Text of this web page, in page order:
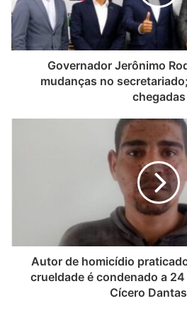
Governador Jerônimo
mudanças no
chegadas
Autor de homicídio
crueldade é condenado a
Cícero